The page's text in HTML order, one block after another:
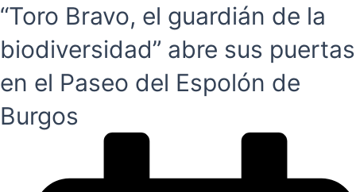
“Toro Bravo, el guardián de la
biodiversidad” abre sus puertas
en el Paseo del Espolón de
Burgos